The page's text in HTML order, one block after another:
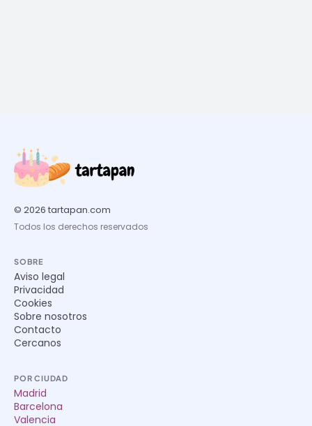
© 2026 tartapan.com
Todos los derechos reservados
SOBRE
Aviso legal
Privacidad
Cookies
Sobre nosotros
Contacto
Cercanos
POR CIUDAD
Madrid
Barcelona
Valencia